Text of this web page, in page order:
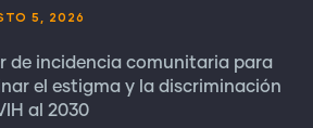
5, 2026
de incidencia comunitaria para
el estigma y la discriminación
al 2030